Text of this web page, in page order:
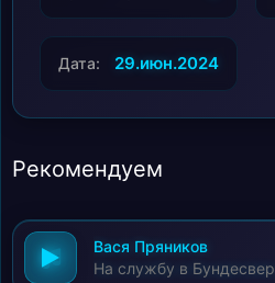
Дата: 29.июн.2024
Рекомендуем
Вася Пряников
На службу в Бундесвер